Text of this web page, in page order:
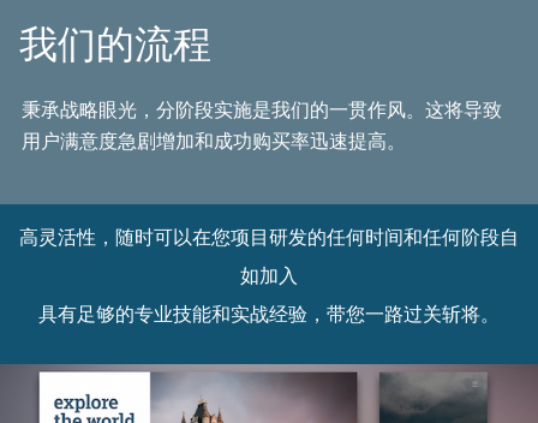
我们的流程
秉承战略眼光，分阶段实施是我们的一贯作风。这将导致
用户满意度急剧增加和成功购买率迅速提高。
高灵活性，随时可以在您项目研发的任何时间和任何阶段自
如加入
具有足够的专业技能和实战经验，带您一路过关斩将。